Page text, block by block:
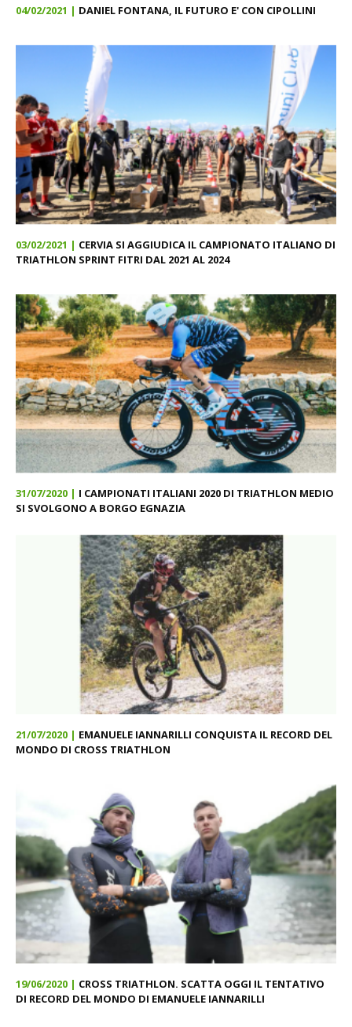
04/02/2021 | DANIEL FONTANA, IL FUTURO E' CON CIPOLLINI
03/02/2021 | CERVIA SI AGGIUDICA IL CAMPIONATO ITALIANO DI
TRIATHLON SPRINT FITRI DAL 2021 AL 2024
31/07/2020 | I CAMPIONATI ITALIANI 2020 DI TRIATHLON MEDIO
SI SVOLGONO A BORGO EGNAZIA
21/07/2020 | EMANUELE IANNARILLI CONQUISTA IL RECORD DEL
MONDO DI CROSS TRIATHLON
19/06/2020 | CROSS TRIATHLON. SCATTA OGGI IL TENTATIVO
DI RECORD DEL MONDO DI EMANUELE IANNARILLI